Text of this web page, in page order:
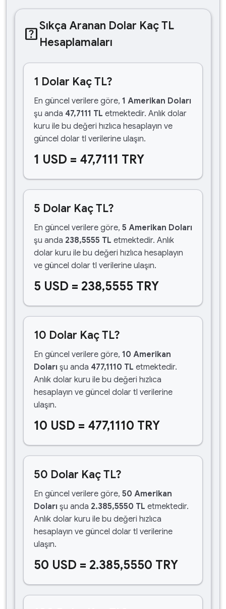
help_centerSıkça Aranan Dolar Kaç TL
Hesaplamaları
1 Dolar Kaç TL?
En güncel verilere göre, 1 Amerikan Doları
şu anda 47,7111 TL etmektedir. Anlık dolar
kuru ile bu değeri hızlıca hesaplayın ve
güncel dolar tl verilerine ulaşın.
1 USD = 47,7111 TRY
5 Dolar Kaç TL?
En güncel verilere göre, 5 Amerikan Doları
şu anda 238,5555 TL etmektedir. Anlık
dolar kuru ile bu değeri hızlıca hesaplayın
ve güncel dolar tl verilerine ulaşın.
5 USD = 238,5555 TRY
10 Dolar Kaç TL?
En güncel verilere göre, 10 Amerikan
Doları şu anda 477,1110 TL etmektedir.
Anlık dolar kuru ile bu değeri hızlıca
hesaplayın ve güncel dolar tl verilerine
ulaşın.
10 USD = 477,1110 TRY
50 Dolar Kaç TL?
En güncel verilere göre, 50 Amerikan
Doları şu anda 2.385,5550 TL etmektedir.
Anlık dolar kuru ile bu değeri hızlıca
hesaplayın ve güncel dolar tl verilerine
ulaşın.
50 USD = 2.385,5550 TRY